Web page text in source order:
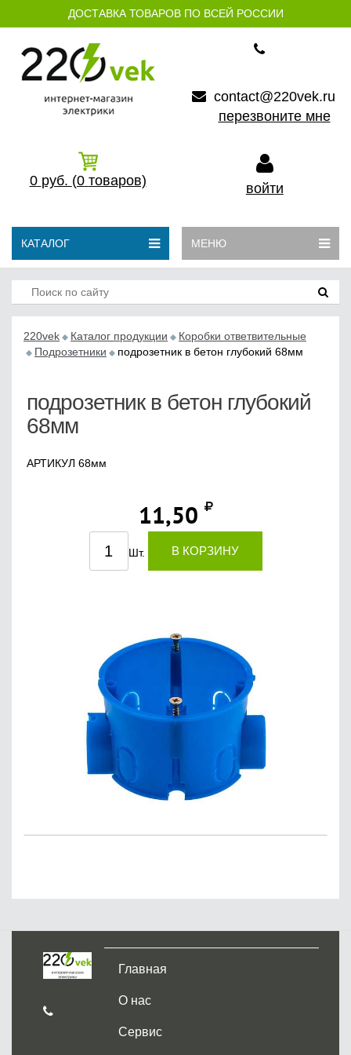
ДОСТАВКА ТОВАРОВ ПО ВСЕЙ РОССИИ
contact@220vek.ru
перезвоните мне
0 руб. (0 товаров) войти
КАТАЛОГ МЕНЮ
220vek Каталог продукции
Коробки ответвительные
Подрозетники
подрозетник в бетон глубокий 68мм
подрозетник в бетон глубокий
68мм
АРТИКУЛ 68мм
11,50
Шт. В КОРЗИНУ
Главная
О нас
Сервис